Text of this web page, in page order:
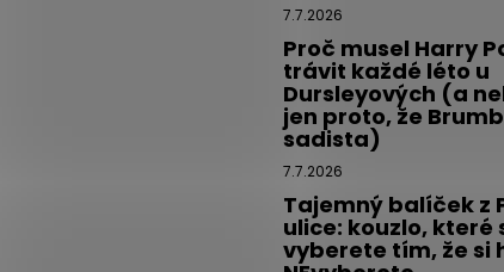
7.7.2026
Proč musel Harry
trávit každé léto u
Dursleyových (a
jen proto, že
sadista)
7.7.2026
Tajemný balíček z
ulice: kouzlo, které
vyberete tím, že si